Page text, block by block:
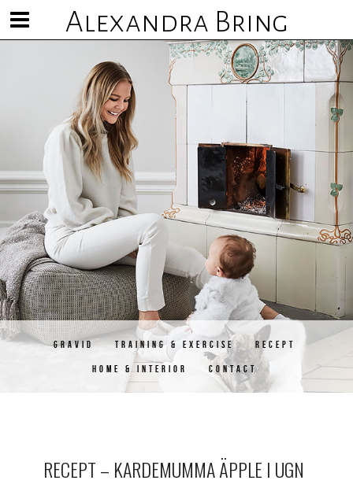
Alexandra Bring
Visa/göm
meny
GRAVID TRAINING & EXERCISE RECEPT
HOME & INTERIOR CONTACT
RECEPT – KARDEMUMMA ÄPPLE I UGN